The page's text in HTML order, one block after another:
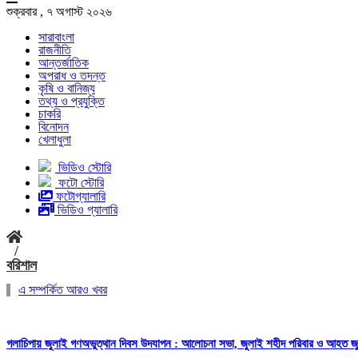
শুক্রবার , ৭ অগাস্ট ২০২৬
সারাবাংলা
রাজনীতি
আন্তর্জাতিক
অপরাধ ও তদন্ত
কৃষি ও বানিজ্য
তথ্য ও প্রযুক্তি
চাকরি
বিনোদন
খেলাধুলা
ভিডিও স্টোরি
ফটো স্টোরি
ফটোগ্যালারি
ভিডিও গ্যালারি
/
বরিশাল
এ সম্পর্কিত আরও খবর
গলাচিপায় জুলাই গণঅভুত্থান দিবস উদযাপন : আলোচনা সভা, জুলাই শহীদ পরিবার ও আহত